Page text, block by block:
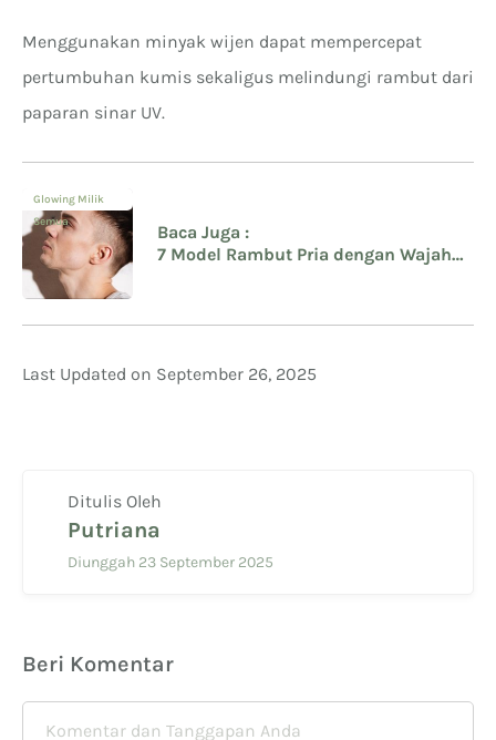
Menggunakan minyak wijen dapat mempercepat
pertumbuhan kumis sekaligus melindungi rambut dari
paparan sinar UV.
Glowing Milik
Semua
Baca Juga :
7 Model Rambut Pria dengan Wajah
Last Updated on September 26, 2025
Ditulis Oleh
Putriana
Diunggah 23 September 2025
Beri Komentar